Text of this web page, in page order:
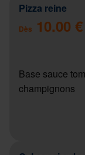
Pizza reine
Dès 10.00 €
Base sauce
champignons